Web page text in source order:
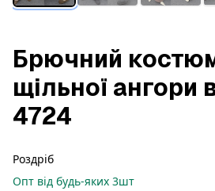
Брючний
щільної ангори
4724
Роздріб
Опт від будь-яких 3шт